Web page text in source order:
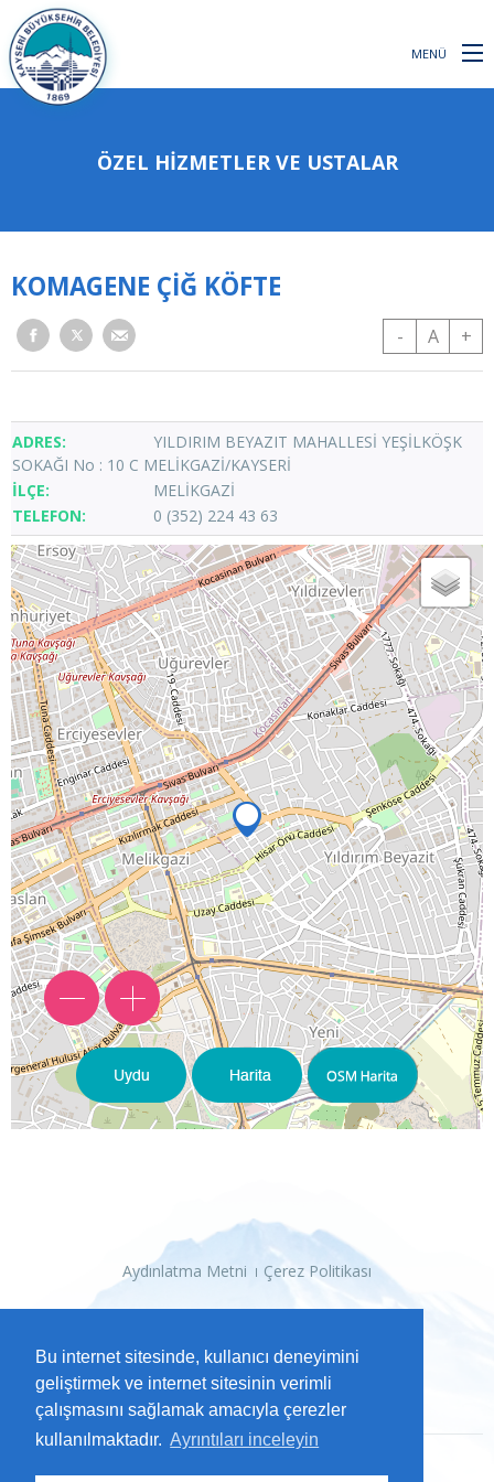
Bu internet sitesinde, kullanıcı deneyimini
geliştirmek ve internet sitesinin verimli
çalışmasını sağlamak amacıyla çerezler
kullanılmaktadır. Ayrıntıları inceleyin
MENÜ
ÖZEL HİZMETLER VE USTALAR
KOMAGENE ÇİĞ KÖFTE
- A +
YILDIRIM BEYAZIT MAHALLESİ YEŞİLKÖŞK
SOKAĞI No : 10 C MELİKGAZİ/KAYSERİ
MELİKGAZİ
0 (352) 224 43 63
Aydınlatma Metni Çerez Politikası